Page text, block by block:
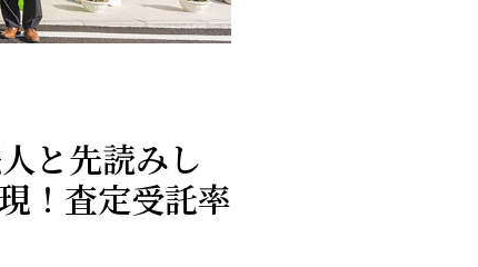
と先読みし
！査定受託率